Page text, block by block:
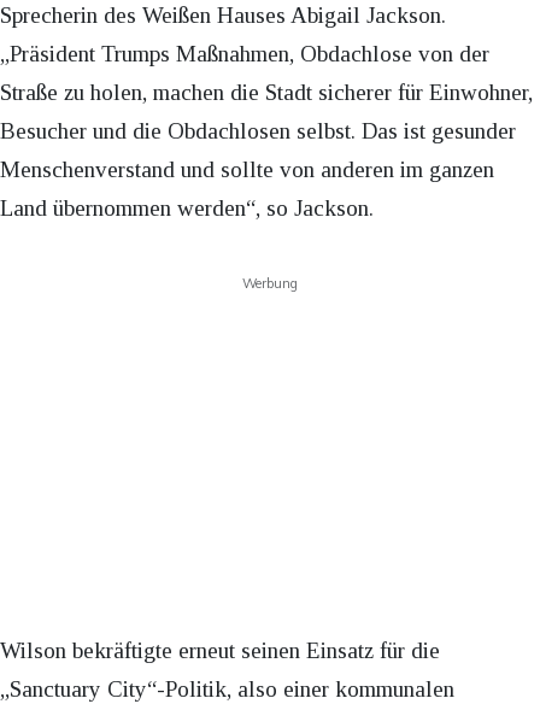
Sprecherin des Weißen Hauses Abigail Jackson.
„Präsident Trumps Maßnahmen, Obdachlose von der
Straße zu holen, machen die Stadt sicherer für Einwohner,
Besucher und die Obdachlosen selbst. Das ist gesunder
Menschenverstand und sollte von anderen im ganzen
Land übernommen werden“, so Jackson.
Werbung
Wilson bekräftigte erneut seinen Einsatz für die
„Sanctuary City“-Politik, also einer kommunalen